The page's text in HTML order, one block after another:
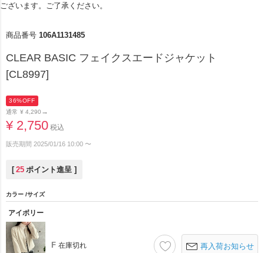
ございます。ご了承ください。
商品番号 106A1131485
CLEAR BASIC フェイクスエードジャケット
[CL8997]
36%OFF
通常 ¥ 4,290 →
¥ 2,750 税込
販売期間 2025/01/16 10:00 〜
[ 25 ポイント進呈 ]
カラー サイズ
アイボリー
F 在庫切れ 再入荷お知らせ